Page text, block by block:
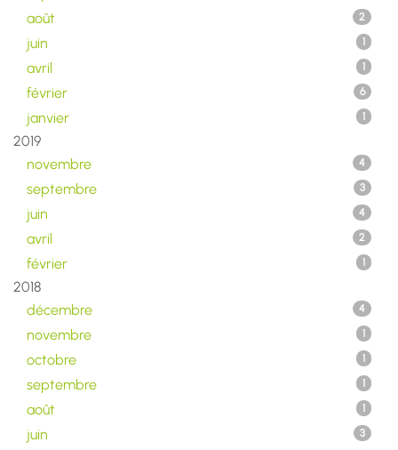
août 2
juin 1
avril 1
février 6
janvier 1
2019
novembre
4
septembre 3
juin 4
avril 2
février 1
2018
décembre
4
novembre 1
octobre 1
septembre 1
août 1
juin 3